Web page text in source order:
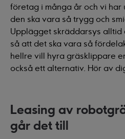
företag i många år och vi
den ska vara så trygg och
Upplägget skräddarsys alltid
så att det ska vara så
hellre vill hyra gräsklippare
också ett alternativ. Hör av
Leasing av
går det till